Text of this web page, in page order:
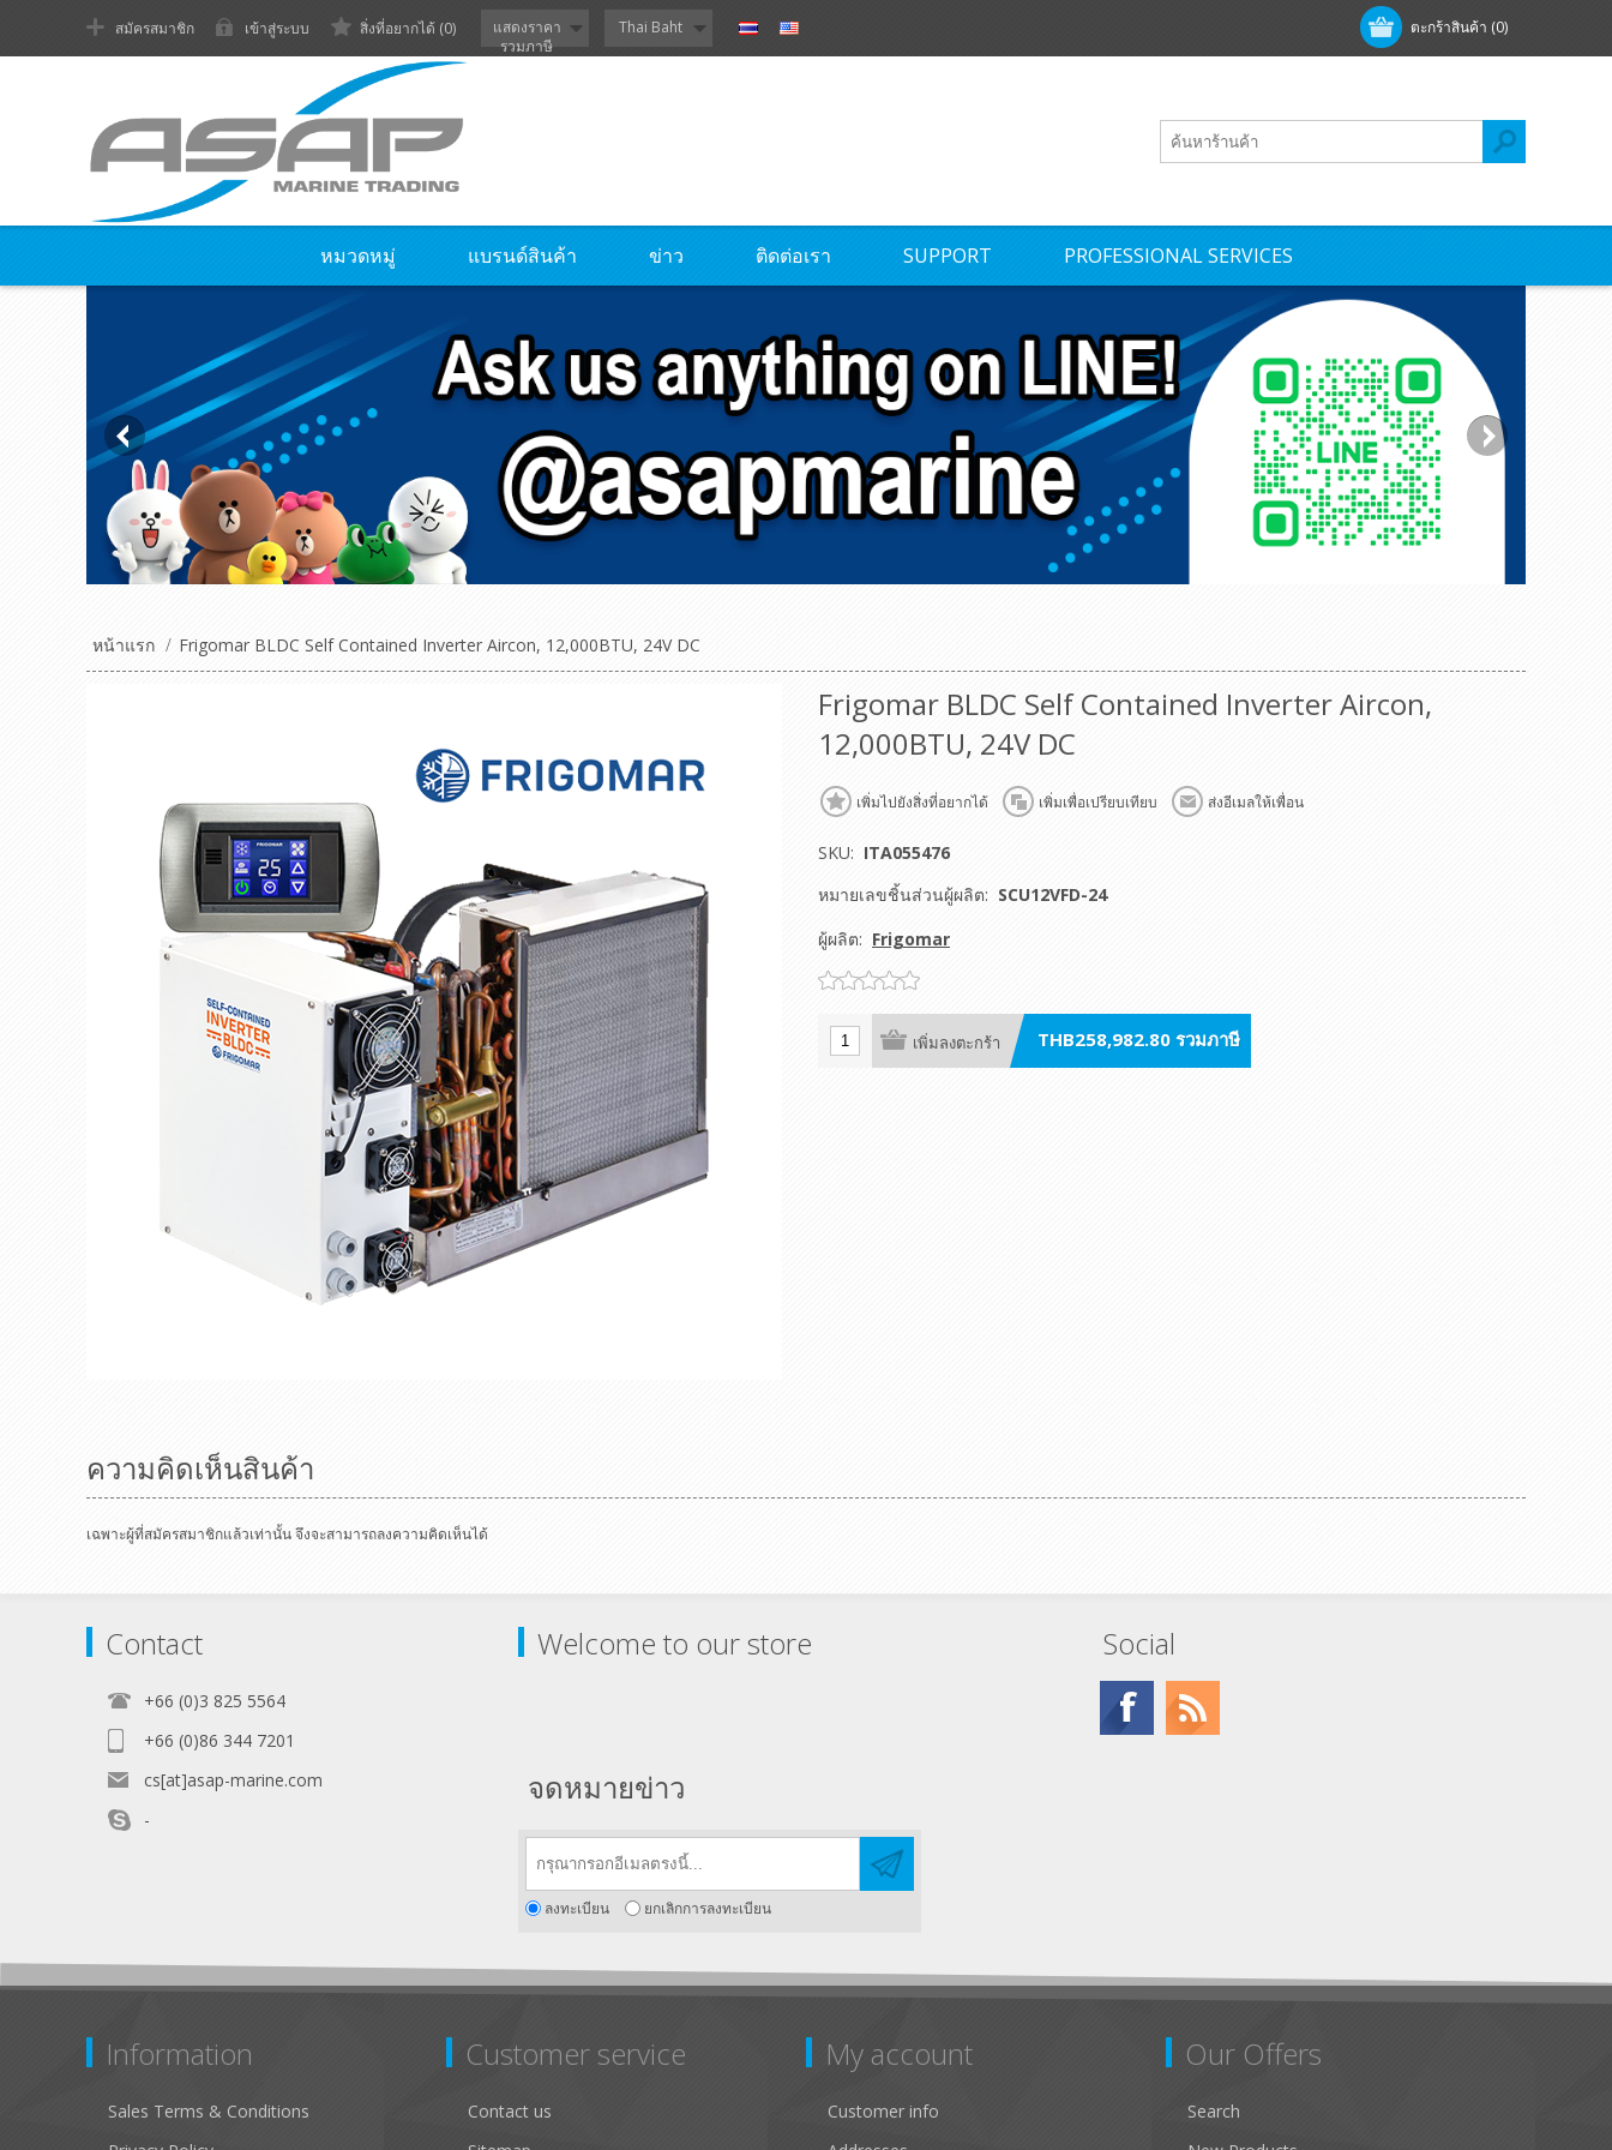
ตะกร้าสินค้า (0)
สมัครสมาชิก เข้าสู่ระบบ สิ่งที่อยากได้ (0)
แสดงราคา
รวมภาษี
Thai Baht
หมวดหมู่ แบรนด์สินค้า ข่าว ติดต่อเรา SUPPORT PROFESSIONAL SERVICES
หน้าแรก / Frigomar BLDC Self Contained Inverter Aircon, 12,000BTU, 24V DC
Frigomar BLDC Self Contained Inverter Aircon,
12,000BTU, 24V DC
เพิ่มไปยังสิ่งที่อยากได้ เพิ่มเพื่อเปรียบเทียบ ส่งอีเมลให้เพื่อน
SKU: ITA055476
หมายเลขชิ้นส่วนผู้ผลิต: SCU12VFD-24
ผู้ผลิต: Frigomar
เพิ่มลงตะกร้า THB258,982.80 รวมภาษี
ความคิดเห็นสินค้า
เฉพาะผู้ที่สมัครสมาชิกแล้วเท่านั้น จึงจะสามารถลงความคิดเห็นได้
Contact
+66 (0)3 825 5564
+66 (0)86 344 7201
cs[at]asap-marine.com
-
Welcome to our store Social
จดหมายข่าว
ลงทะเบียน ยกเลิกการลงทะเบียน
Information
Sales Terms & Conditions
Customer service
Contact us
My account
Customer info
Our Offers
Search